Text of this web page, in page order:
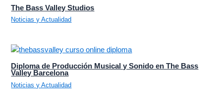
The Bass Valley Studios
Noticias y Actualidad
Diploma de Producción Musical y Sonido en The Bass
Valley Barcelona
Noticias y Actualidad